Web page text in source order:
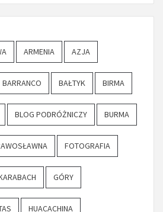
ARMENIA AZJA
BARRANCO BAŁTYK BIRMA
BLOG PODRÓŻNICZY BURMA
FOTOGRAFIA
GÓRY
HUACACHINA